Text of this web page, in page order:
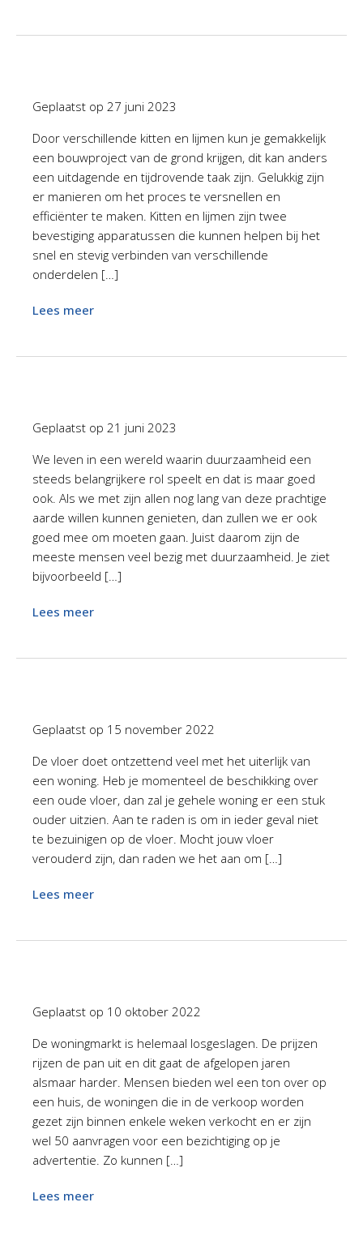
Geplaatst op 27 juni 2023
Door verschillende kitten en lijmen kun je gemakkelijk
een bouwproject van de grond krijgen, dit kan anders
een uitdagende en tijdrovende taak zijn. Gelukkig zijn
er manieren om het proces te versnellen en
efficiënter te maken. Kitten en lijmen zijn twee
bevestiging apparatussen die kunnen helpen bij het
snel en stevig verbinden van verschillende
onderdelen […]
Lees meer
Geplaatst op 21 juni 2023
We leven in een wereld waarin duurzaamheid een
steeds belangrijkere rol speelt en dat is maar goed
ook. Als we met zijn allen nog lang van deze prachtige
aarde willen kunnen genieten, dan zullen we er ook
goed mee om moeten gaan. Juist daarom zijn de
meeste mensen veel bezig met duurzaamheid. Je ziet
bijvoorbeeld […]
Lees meer
Geplaatst op 15 november 2022
De vloer doet ontzettend veel met het uiterlijk van
een woning. Heb je momenteel de beschikking over
een oude vloer, dan zal je gehele woning er een stuk
ouder uitzien. Aan te raden is om in ieder geval niet
te bezuinigen op de vloer. Mocht jouw vloer
verouderd zijn, dan raden we het aan om […]
Lees meer
Geplaatst op 10 oktober 2022
De woningmarkt is helemaal losgeslagen. De prijzen
rijzen de pan uit en dit gaat de afgelopen jaren
alsmaar harder. Mensen bieden wel een ton over op
een huis, de woningen die in de verkoop worden
gezet zijn binnen enkele weken verkocht en er zijn
wel 50 aanvragen voor een bezichtiging op je
advertentie. Zo kunnen […]
Lees meer